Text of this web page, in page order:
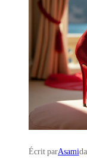
Écrit parAsami